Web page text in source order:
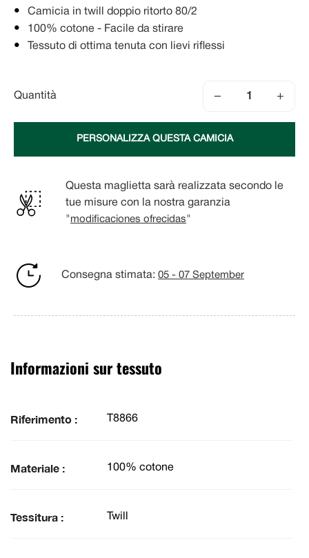
Camicia in twill doppio ritorto 80/2
100% cotone - Facile da stirare
Tessuto di ottima tenuta con lievi riflessi
Quantità − +
PERSONALIZZA QUESTA CAMICIA
Questa maglietta sarà realizzata secondo le
tue misure con la nostra garanzia
" modificaciones ofrecidas"
Consegna stimata: 05 - 07 September
Informazioni sur tessuto
Riferimento : T8866
Materiale : 100% cotone
Tessitura : Twill